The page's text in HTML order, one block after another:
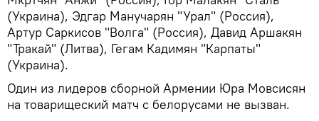
(Украина), Эдгар Манучарян "Урал" (Россия),
Артур Саркисов "Волга" (Россия), Давид Аршакян
"Тракай" (Литва), Гегам Кадимян "Карпаты"
(Украина).
Один из лидеров сборной Армении Юра Мовсисян
на товарищеский матч с белорусами не вызван.